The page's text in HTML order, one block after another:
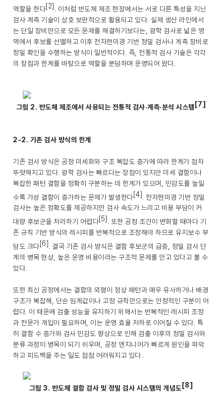
역할을 한다[2] . 이처럼 반도체 제조 현장에서는 서로 다른 특성을 지닌
검사·계측 기술이 상호 보완적으로 활용되고 있다. 실제 생산 라인에서
는 단일 장비만으로 모든 문제를 해결하기보다는, 광학 검사로 넓은 영
역에서 후보를 선별하고 이후 전자현미경 기반 정밀 검사나 계측 장비로
정밀 확인을 수행하는 방식이 일반적이다. 즉, 전통적 검사 기술은 각각
의 장점과 한계를 바탕으로 역할을 분담하며 운영되어 왔다.
그림 2. 반도체 제조에서 사용되는 전통적 검사·계측·분석 시스템 [7]
2-2. 기존 검사 방식의 한계
기존 검사 방식은 공정 미세화와 구조 복잡도 증가에 따라 한계가 점차
뚜렷해지고 있다. 광학 검사는 빠르다는 장점이 있지만 미세 결함이나
복잡한 패턴 결함을 정확히 구분하는 데 한계가 있으며, 민감도를 높일
수록 가성 결함이 증가하는 문제가 발생한다[4]. 전자현미경 기반 정밀
검사는 높은 정확도를 제공하지만 검사 속도가 느리고 비용 부담이 커
대량 후보군을 처리하기 어렵다[5] . 또한 공정 조건이 변화할 때마다 기
존 규칙 기반 방식의 레시피를 반복적으로 조정해야 하므로 유지보수 부
담도 크다[6]. 결국 기존 검사 방식은 결함 후보군의 급증, 정밀 검사 단
계의 병목 현상, 높은 운영 비용이라는 구조적 문제를 안고 있다고 볼 수
있다.
또한 최신 공정에서는 결함의 외형이 정상 패턴과 매우 유사하거나 배경
구조가 복잡해, 단순 임계값이나 고정 규칙만으로는 안정적인 구분이 어
렵다. 이 때문에 검출 성능을 유지하기 위해서는 반복적인 레시피 조정
과 전문가 개입이 필요하며, 이는 운영 효율 저하로 이어질 수 있다. 특
히 결함 수 증가와 검사 민감도 향상으로 인해 검출 이후의 정밀 검사와
분류 과정이 병목이 되기 쉬우며, 공정 엔지니어가 빠르게 원인을 파악
하고 피드백을 주는 일도 점점 어려워지고 있다.
그림 3. 반도체 결함 검사 및 정밀 검사 시스템의 개념도 [8]